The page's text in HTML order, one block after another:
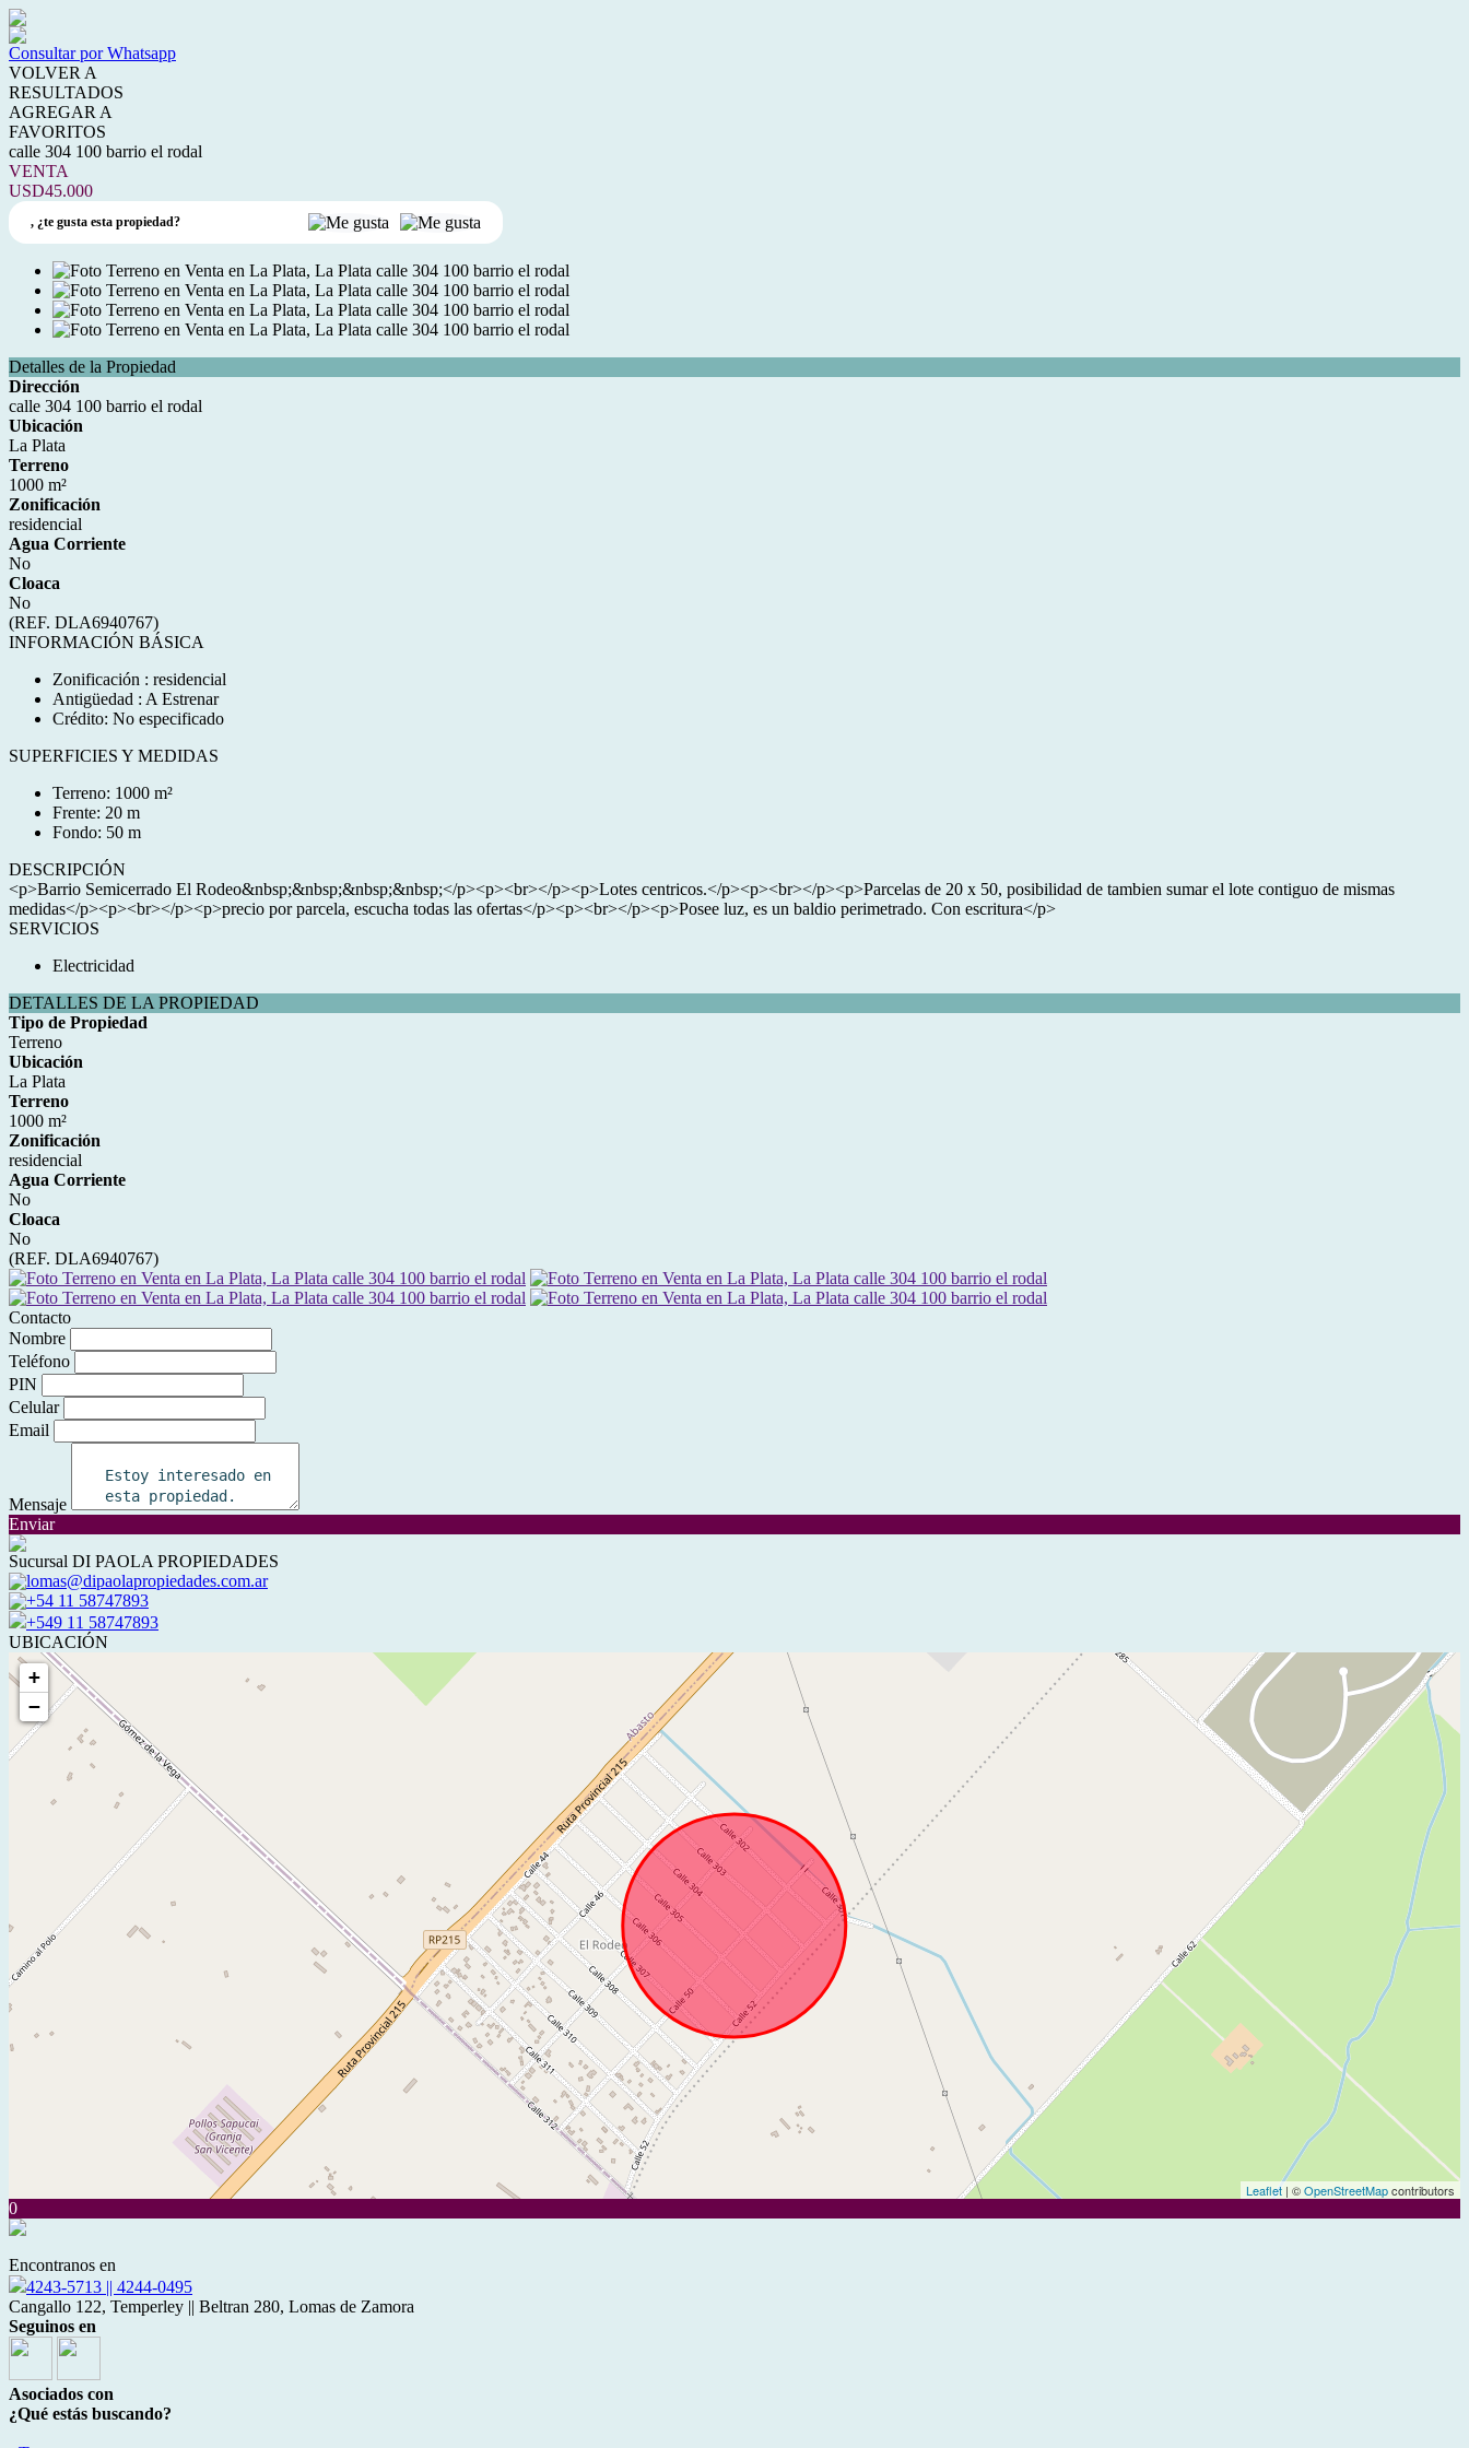
Consultar por Whatsapp
VOLVER A
RESULTADOS
AGREGAR A
FAVORITOS
calle 304 100 barrio el rodal
VENTA
USD45.000
, ¿te gusta esta propiedad?
Detalles de la Propiedad
Dirección
calle 304 100 barrio el rodal
Ubicación
La Plata
Terreno
1000 m²
Zonificación
residencial
Agua Corriente
No
Cloaca
No
(REF. DLA6940767)
INFORMACIÓN BÁSICA
Zonificación : residencial
Antigüedad : A Estrenar
Crédito: No especificado
SUPERFICIES Y MEDIDAS
Terreno: 1000 m²
Frente: 20 m
Fondo: 50 m
DESCRIPCIÓN
<p>Barrio Semicerrado El Rodeo&nbsp;&nbsp;&nbsp;&nbsp;</p><p><br></p><p>Lotes centricos.</p><p><br></p><p>Parcelas de 20 x 50, posibilidad de tambien sumar el lote contiguo de mismas
medidas</p><p><br></p><p>precio por parcela, escucha todas las ofertas</p><p><br></p><p>Posee luz, es un baldio perimetrado. Con escritura</p>
SERVICIOS
Electricidad
DETALLES DE LA PROPIEDAD
Tipo de Propiedad
Terreno
Ubicación
La Plata
Terreno
1000 m²
Zonificación
residencial
Agua Corriente
No
Cloaca
No
(REF. DLA6940767)
Contacto
Nombre
Teléfono
PIN
Celular
Email
Mensaje
Enviar
Sucursal DI PAOLA PROPIEDADES
lomas@dipaolapropiedades.com.ar
+54 11 58747893
+549 11 58747893
UBICACIÓN
+
−
Leaflet | ©OpenStreetMapcontributors
0
Encontranos en
4243-5713 || 4244-0495
Cangallo 122, Temperley || Beltran 280, Lomas de Zamora
Seguinos en
Asociados con
¿Qué estás buscando?